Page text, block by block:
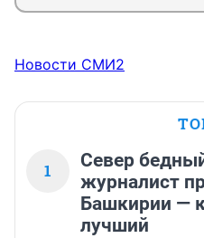
Новости СМИ2
1
Север
журналист
Башкирии —
лучший